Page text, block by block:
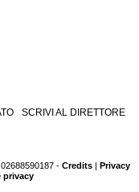
SCRIVI AL DIRETTORE
- Credits | Privacy
privacy